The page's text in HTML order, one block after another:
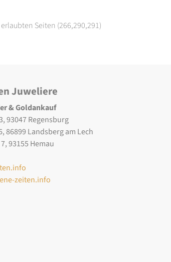
Seiten (266,290,291)
Juweliere
& Goldankauf
93047 Regensburg
86899 Landsberg am Lech
93155 Hemau
zeiten.info